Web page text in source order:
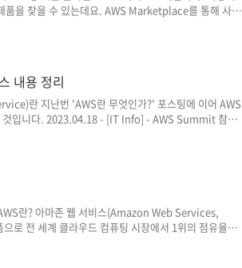
품을 찾을 수 있는데요. AWS Marketplace를 통해 사용
, 구매한 소프트웨어에 대한 라이선스 및 인프라에 대
야기하면, 다른 사람들이 AWS로 만든 프로그램을
내용 정리
란 지난번 'AWS란 무엇인가?' 포스팅에 이어 AWS
것입니다. 2023.04.18 - [IT Info] - AWS Summit 참석
를 제어하거나 프로비저닝(Provisioning) 하지 않고
비스인데요. 여기서 서버리스는 관련된 서버가 없다는
란? 아마존 웹 서비스(Amazon Web Services,
로 전 세계 클라우드 컴퓨팅 시장에서 1위의 점유율을
와 같은 인프라 기술에서 부터 기계 학습 및 인공 지
능에 대한 서비스를 제공하고 있습니다. * 기계 학습